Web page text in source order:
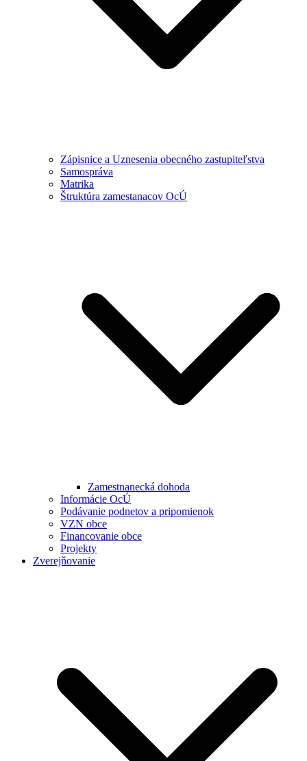
Zápisnice a Uznesenia obecného zastupiteľstva
Samospráva
Matrika
Štruktúra zamestanacov OcÚ
Zamestnanecká dohoda
Informácie OcÚ
Podávanie podnetov a pripomienok
VZN obce
Financovanie obce
Projekty
Zverejňovanie